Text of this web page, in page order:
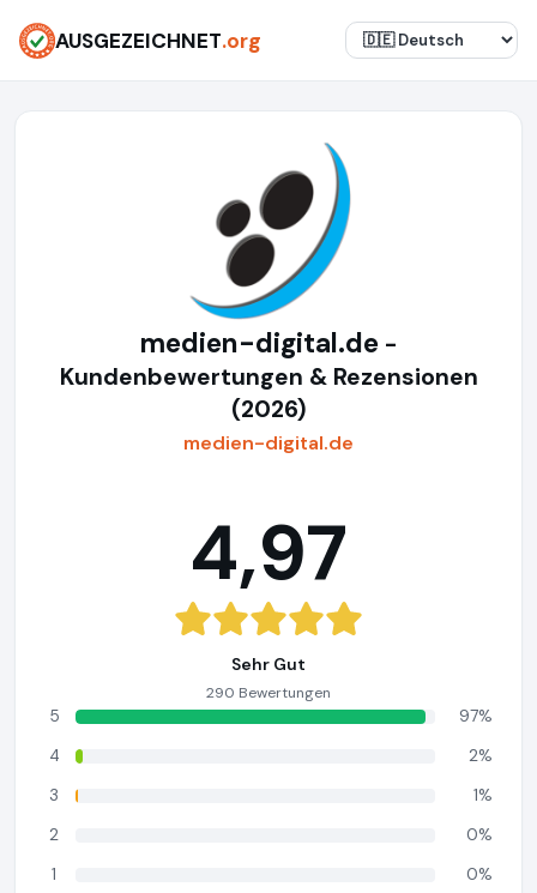
AUSGEZEICHNET.org
medien-digital.de -
Kundenbewertungen & Rezensionen
(2026)
medien-digital.de
4,97
Sehr Gut
290 Bewertungen
5
97%
4
2%
3
1%
2
0%
1
0%